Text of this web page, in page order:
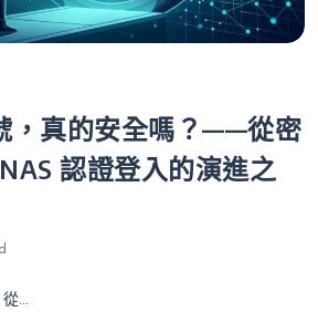
，真的安全嗎？——從密
認證登入的演進之
...